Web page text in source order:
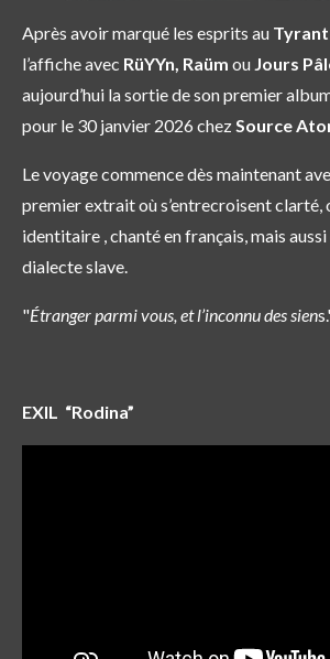
Après avoir marqué les esprits au Tyrant
l’affiche avec RüYYn, Raüm ou Jours
aujourd’hui la sortie de son premier
pour le 30 janvier 2026 chezSource
Le voyage commence dès maintenant
premier extrait où s’entrecroisent
identitaire , chanté en français, mais
dialecte slave.
"Étranger parmi vous, et l’inconnu des sien
EXIL “Rodina”